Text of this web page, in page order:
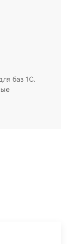
баз 1С.